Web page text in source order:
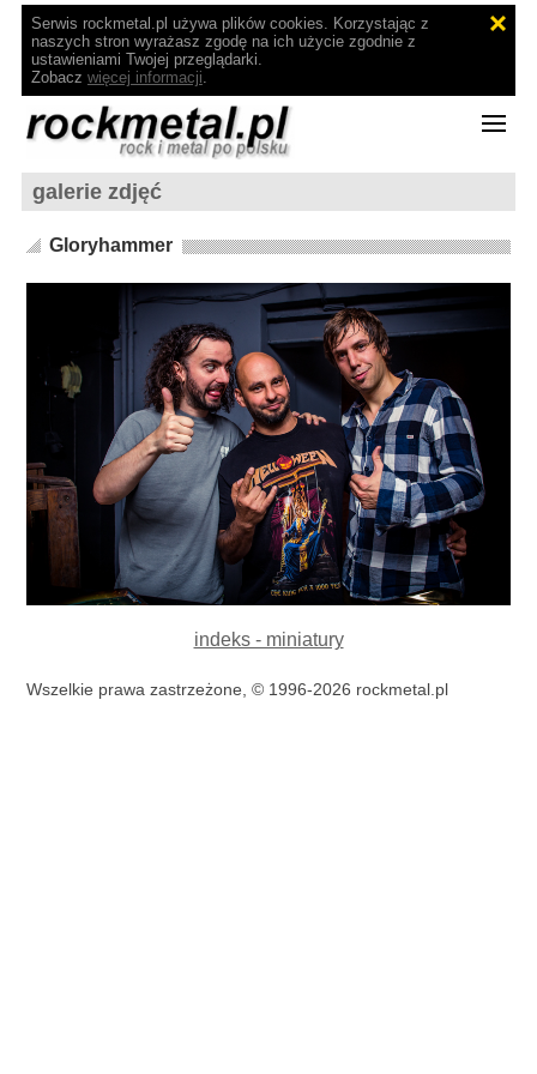
Serwis rockmetal.pl używa plików cookies. Korzystając z
naszych stron wyrażasz zgodę na ich użycie zgodnie z
ustawieniami Twojej przeglądarki.
Zobacz więcej informacji.
galerie zdjęć
Gloryhammer
indeks - miniatury
Wszelkie prawa zastrzeżone, © 1996-2026 rockmetal.pl